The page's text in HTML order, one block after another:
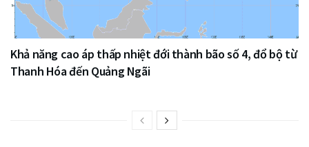
Khả năng cao áp thấp nhiệt đới thành bão số 4, đổ bộ từ
Thanh Hóa đến Quảng Ngãi